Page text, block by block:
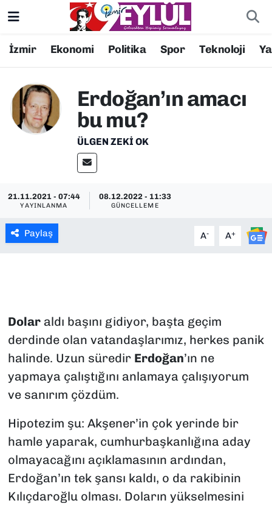
İzmir Ekonomi Politika Spor Teknoloji
Erdoğan’ın amacı
bu mu?
ÜLGEN ZEKI OK
21.11.2021 - 07:44
YAYINLANMA
08.12.2022 - 11:33
GÜNCELLEME
Paylaş A- A+
Dolaraldı başını gidiyor, başta geçim
derdinde olan vatandaşlarımız, herkes panik
halinde. Uzun süredir Erdoğan’ın ne
yapmaya çalıştığını anlamaya çalışıyorum
ve sanırım çözdüm.
Hipotezim şu: Akşener’in çok yerinde bir
hamle yaparak, cumhurbaşkanlığına aday
olmayacağını açıklamasının ardından,
Erdoğan’ın tek şansı kaldı, o da rakibinin
Kılıçdaroğlu olması. Doların yükselmesini
Resmi İlanlar
DÜNYA
EKONOMİ
KÜLTÜR SANAT
MAGAZİN
SPOR
TEKNOLOJİ
YEREL YÖNETİMLER
Konak Nöbetçi Eczaneler
Konak Trafik Yoğunluk Haritası
Süper Lig Puan Durumu ve Fikstür
Tüm Manşetler
Son Dakika Haberleri
Haber Arşivi